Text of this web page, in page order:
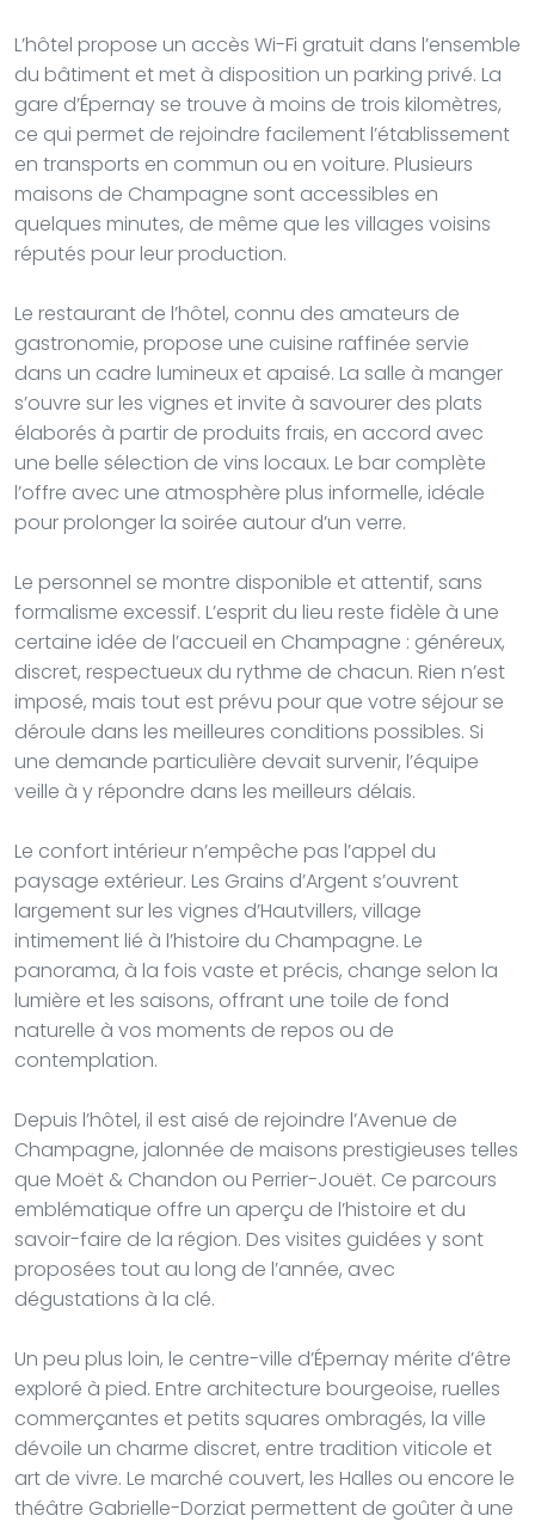
L’hôtel propose un accès Wi-Fi gratuit dans l’ensemble
du bâtiment et met à disposition un parking privé. La
gare d’Épernay se trouve à moins de trois kilomètres,
ce qui permet de rejoindre facilement l’établissement
en transports en commun ou en voiture. Plusieurs
maisons de Champagne sont accessibles en
quelques minutes, de même que les villages voisins
réputés pour leur production.
Le restaurant de l’hôtel, connu des amateurs de
gastronomie, propose une cuisine raffinée servie
dans un cadre lumineux et apaisé. La salle à manger
s’ouvre sur les vignes et invite à savourer des plats
élaborés à partir de produits frais, en accord avec
une belle sélection de vins locaux. Le bar complète
l’offre avec une atmosphère plus informelle, idéale
pour prolonger la soirée autour d’un verre.
Le personnel se montre disponible et attentif, sans
formalisme excessif. L’esprit du lieu reste fidèle à une
certaine idée de l’accueil en Champagne : généreux,
discret, respectueux du rythme de chacun. Rien n’est
imposé, mais tout est prévu pour que votre séjour se
déroule dans les meilleures conditions possibles. Si
une demande particulière devait survenir, l’équipe
veille à y répondre dans les meilleurs délais.
Le confort intérieur n’empêche pas l’appel du
paysage extérieur. Les Grains d’Argent s’ouvrent
largement sur les vignes d’Hautvillers, village
intimement lié à l’histoire du Champagne. Le
panorama, à la fois vaste et précis, change selon la
lumière et les saisons, offrant une toile de fond
naturelle à vos moments de repos ou de
contemplation.
Depuis l’hôtel, il est aisé de rejoindre l’Avenue de
Champagne, jalonnée de maisons prestigieuses telles
que Moët & Chandon ou Perrier-Jouët. Ce parcours
emblématique offre un aperçu de l’histoire et du
savoir-faire de la région. Des visites guidées y sont
proposées tout au long de l’année, avec
dégustations à la clé.
Un peu plus loin, le centre-ville d’Épernay mérite d’être
exploré à pied. Entre architecture bourgeoise, ruelles
commerçantes et petits squares ombragés, la ville
dévoile un charme discret, entre tradition viticole et
art de vivre. Le marché couvert, les Halles ou encore le
théâtre Gabrielle-Dorziat permettent de goûter à une